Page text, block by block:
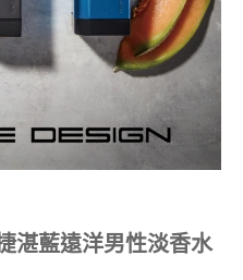
湛藍遠洋男性淡香水